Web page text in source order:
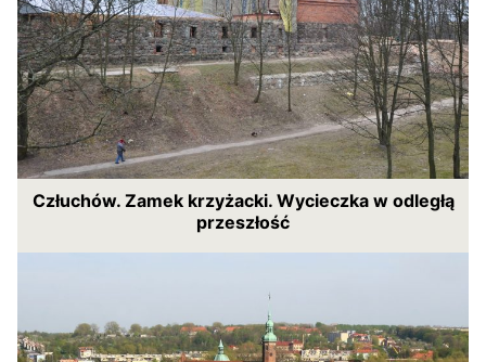
Człuchów. Zamek krzyżacki. Wycieczka w odległą
przeszłość